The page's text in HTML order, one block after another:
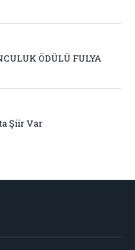
ÖDÜLÜ FULYA
Şiir Var